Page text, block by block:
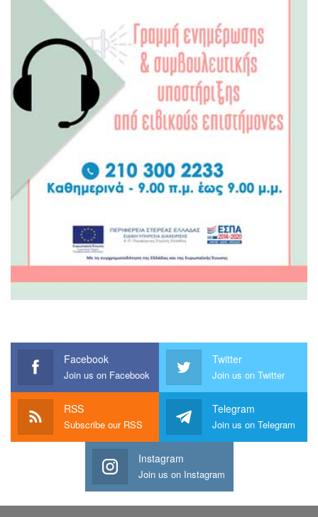
Facebook
Join us on Facebook
Twitter
Join us on Twitter
RSS
Subscribe our RSS
Telegram
Join us on Telegram
Instagram
Join us on Instagram